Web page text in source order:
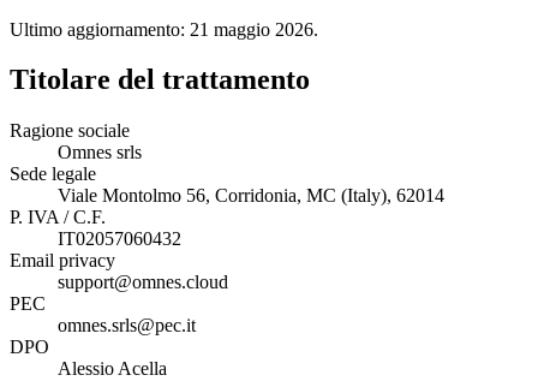
Ultimo aggiornamento: 21 maggio 2026.
Titolare del trattamento
Ragione sociale
Omnes srls
Sede legale
Viale Montolmo 56, Corridonia, MC (Italy), 62014
P. IVA / C.F.
IT02057060432
Email privacy
support@omnes.cloud
PEC
omnes.srls@pec.it
DPO
Alessio Acella